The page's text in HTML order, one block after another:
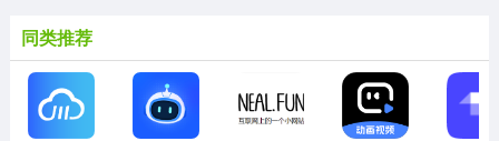
同类推荐